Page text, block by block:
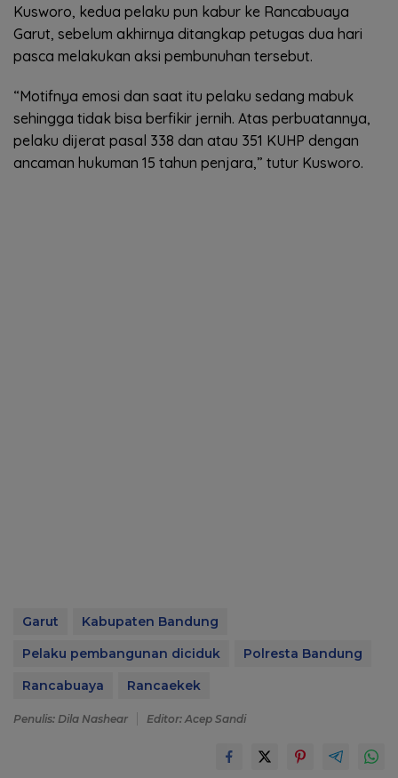
Kusworo, kedua pelaku pun kabur ke Rancabuaya
Garut, sebelum akhirnya ditangkap petugas dua hari
pasca melakukan aksi pembunuhan tersebut.
“Motifnya emosi dan saat itu pelaku sedang mabuk
sehingga tidak bisa berfikir jernih. Atas perbuatannya,
pelaku dijerat pasal 338 dan atau 351 KUHP dengan
ancaman hukuman 15 tahun penjara,” tutur Kusworo.
Garut
Kabupaten Bandung
Pelaku pembangunan diciduk
Polresta Bandung
Rancabuaya
Rancaekek
Penulis: Dila Nashear Editor: Acep Sandi